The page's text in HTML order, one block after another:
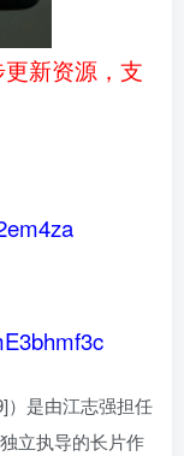
新资源，支
）是由江志强担任
立执导的长片作